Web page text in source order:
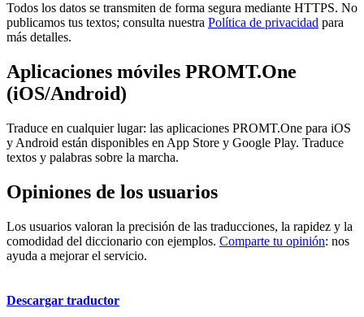
Todos los datos se transmiten de forma segura mediante HTTPS. No
publicamos tus textos; consulta nuestra Política de privacidad para
más detalles.
Aplicaciones móviles PROMT.One
(iOS/Android)
Traduce en cualquier lugar: las aplicaciones PROMT.One para iOS
y Android están disponibles en App Store y Google Play. Traduce
textos y palabras sobre la marcha.
Opiniones de los usuarios
Los usuarios valoran la precisión de las traducciones, la rapidez y la
comodidad del diccionario con ejemplos. Comparte tu opinión: nos
ayuda a mejorar el servicio.
Descargar traductor